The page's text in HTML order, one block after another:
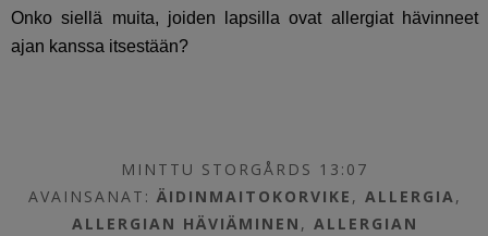
Onko siellä muita, joiden lapsilla ovat allergiat hävinneet
ajan kanssa itsestään?
MINTTU STORGÅRDS 13:07
AVAINSANAT: ÄIDINMAITOKORVIKE , ALLERGIA,
ALLERGIAN HÄVIÄMINEN , ALLERGIAN